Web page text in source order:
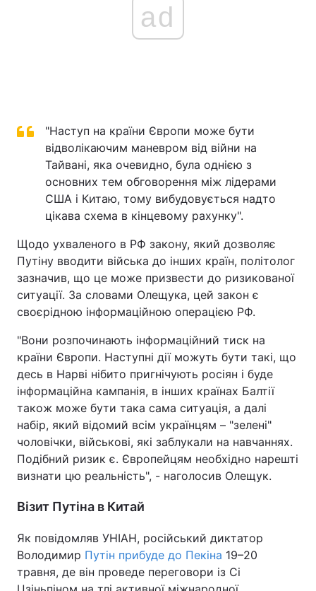
ad
"Наступ на країни Європи може бути
відволікаючим маневром від війни на
Тайвані, яка очевидно, була однією з
основних тем обговорення між лідерами
США і Китаю, тому вибудовується надто
цікава схема в кінцевому рахунку".
Щодо ухваленого в РФ закону, який дозволяє
Путіну вводити війська до інших країн, політолог
зазначив, що це може призвести до ризикованої
ситуації. За словами Олещука, цей закон є
своєрідною інформаційною операцією РФ.
"Вони розпочинають інформаційний тиск на
країни Європи. Наступні дії можуть бути такі, що
десь в Нарві нібито пригнічують росіян і буде
інформаційна кампанія, в інших країнах Балтії
також може бути така сама ситуація, а далі
набір, який відомий всім українцям – "зелені"
чоловічки, військові, які заблукали на навчаннях.
Подібний ризик є. Європейцям необхідно нарешті
визнати цю реальність", - наголосив Олещук.
Візит Путіна в Китай
Як повідомляв УНІАН, російський диктатор
Володимир Путін прибуде до Пекіна 19–20
травня, де він проведе переговори із Сі